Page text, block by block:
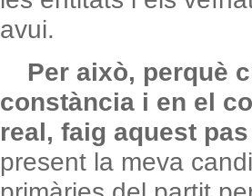
avui.
Per això, perquè
constància i en el
real, faig aquest pas
present la meva